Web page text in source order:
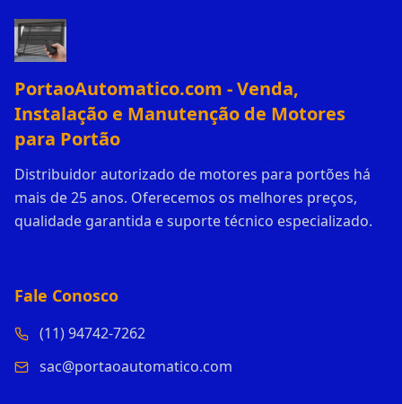
PortaoAutomatico.com - Venda,
Instalação e Manutenção de Motores
para Portão
Distribuidor autorizado de motores para portões há
mais de 25 anos. Oferecemos os melhores preços,
qualidade garantida e suporte técnico especializado.
Fale Conosco
(11) 94742-7262
sac@portaoautomatico.com